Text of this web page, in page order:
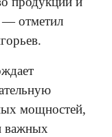
— отметил
мощностей,
важных